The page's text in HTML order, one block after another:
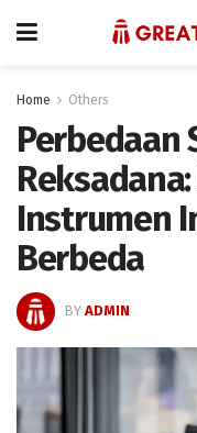
Home Others
Perbedaan
Instrumen
Berbeda
BY ADMIN